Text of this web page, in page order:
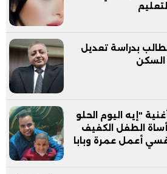
بدراسة تعديل
السكن
"إيه اليوم الحلو
الطفل الكفيف
أعمل عمرة وبابا